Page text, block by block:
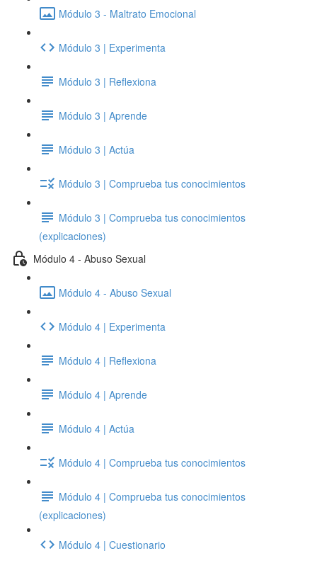
Módulo 3 - Maltrato Emocional
Módulo 3 | Experimenta
Módulo 3 | Reflexiona
Módulo 3 | Aprende
Módulo 3 | Actúa
Módulo 3 | Comprueba tus conocimientos
Módulo 3 | Comprueba tus conocimientos
(explicaciones)
Módulo 4 - Abuso Sexual
Módulo 4 - Abuso Sexual
Módulo 4 | Experimenta
Módulo 4 | Reflexiona
Módulo 4 | Aprende
Módulo 4 | Actúa
Módulo 4 | Comprueba tus conocimientos
Módulo 4 | Comprueba tus conocimientos
(explicaciones)
Módulo 4 | Cuestionario